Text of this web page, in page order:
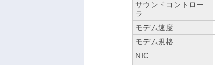
サウンドコントロー
ラ
モデム速度
モデム規格
NIC